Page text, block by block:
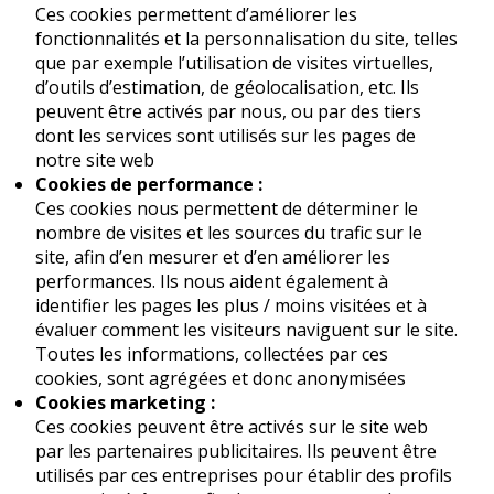
Ces cookies permettent d’améliorer les
fonctionnalités et la personnalisation du site, telles
que par exemple l’utilisation de visites virtuelles,
d’outils d’estimation, de géolocalisation, etc. Ils
peuvent être activés par nous, ou par des tiers
dont les services sont utilisés sur les pages de
notre site web
Cookies de performance :
Ces cookies nous permettent de déterminer le
nombre de visites et les sources du trafic sur le
site, afin d’en mesurer et d’en améliorer les
performances. Ils nous aident également à
identifier les pages les plus / moins visitées et à
évaluer comment les visiteurs naviguent sur le site.
Toutes les informations, collectées par ces
cookies, sont agrégées et donc anonymisées
Cookies marketing :
Ces cookies peuvent être activés sur le site web
par les partenaires publicitaires. Ils peuvent être
utilisés par ces entreprises pour établir des profils